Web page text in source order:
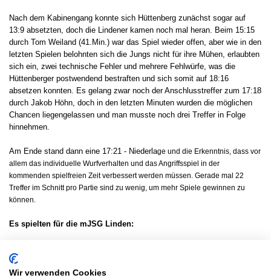
Nach dem Kabinengang konnte sich Hüttenberg zunächst sogar auf
13:9 absetzten, doch die Lindener kamen noch mal heran. Beim 15:15
durch Tom Weiland (41.Min.) war das Spiel wieder offen, aber wie in den
letzten Spielen belohnten sich die Jungs nicht für ihre Mühen, erlaubten
sich ein, zwei technische Fehler und mehrere Fehlwürfe, was die
Hüttenberger postwendend bestraften und sich somit auf 18:16
absetzen konnten. Es gelang zwar noch der Anschlusstreffer zum 17:18
durch Jakob Höhn, doch in den letzten Minuten wurden die möglichen
Chancen liegengelassen und man musste noch drei Treffer in Folge
hinnehmen.
Am Ende stand dann eine 17:21 - Niederlage und die Erkenntnis, dass vor
allem das individuelle Wurfverhalten und das Angriffsspiel in der
kommenden spielfreien Zeit verbessert werden müssen. Gerade mal 22
Treffer im Schnitt pro Partie sind zu wenig, um mehr Spiele gewinnen zu
können.
Es spielten für die mJSG Linden:
Im Feld: Jakob Höhn (3 ), Tom-Ansgar Lenz (4/2), Max Lubbadeh,
Wir verwenden Cookies